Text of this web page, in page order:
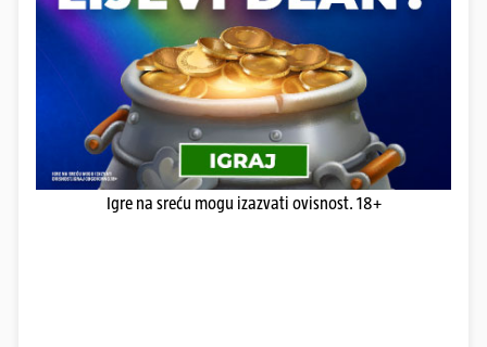
Igre na sreću mogu izazvati ovisnost. 18+